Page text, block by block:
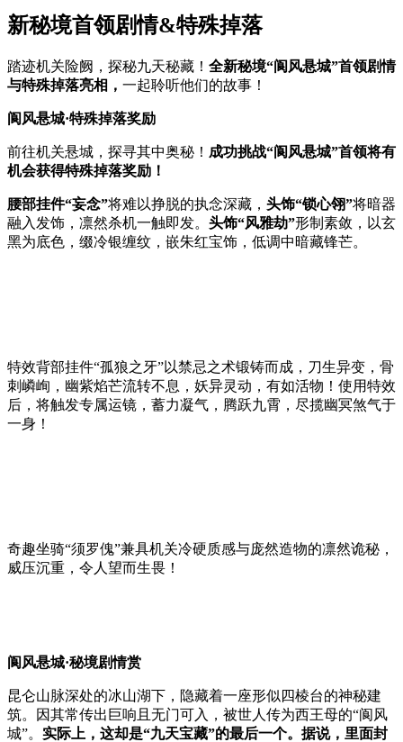
新秘境首领剧情&特殊掉落
踏迹机关险阙，探秘九天秘藏！ 全新秘境“阆风悬城”首领剧情
与特殊掉落亮相， 一起聆听他们的故事！
阆风悬城·特殊掉落奖励
前往机关悬城，探寻其中奥秘！ 成功挑战“阆风悬城”首领将有
机会获得特殊掉落奖励！
腰部挂件“妄念”将难以挣脱的执念深藏， 头饰“锁心翎”将暗器
融入发饰，凛然杀机一触即发。 头饰“风雅劫”形制素敛，以玄
黑为底色，缀冷银缠纹，嵌朱红宝饰，低调中暗藏锋芒。
特效背部挂件“孤狼之牙”以禁忌之术锻铸而成，刀生异变，骨
刺嶙峋，幽紫焰芒流转不息，妖异灵动，有如活物！使用特效
后，将触发专属运镜，蓄力凝气，腾跃九霄，尽揽幽冥煞气于
一身！
奇趣坐骑“须罗傀”兼具机关冷硬质感与庞然造物的凛然诡秘，
威压沉重，令人望而生畏！
阆风悬城·秘境剧情赏
昆仑山脉深处的冰山湖下，隐藏着一座形似四棱台的神秘建
筑。因其常传出巨响且无门可入，被世人传为西王母的“阆风
城”。 实际上，这却是“九天宝藏”的最后一个。据说，里面封